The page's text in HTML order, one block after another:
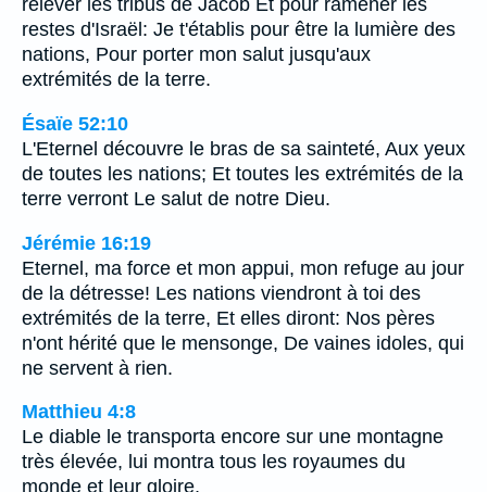
relever les tribus de Jacob Et pour ramener les
restes d'Israël: Je t'établis pour être la lumière des
nations, Pour porter mon salut jusqu'aux
extrémités de la terre.
Ésaïe 52:10
L'Eternel découvre le bras de sa sainteté, Aux yeux
de toutes les nations; Et toutes les extrémités de la
terre verront Le salut de notre Dieu.
Jérémie 16:19
Eternel, ma force et mon appui, mon refuge au jour
de la détresse! Les nations viendront à toi des
extrémités de la terre, Et elles diront: Nos pères
n'ont hérité que le mensonge, De vaines idoles, qui
ne servent à rien.
Matthieu 4:8
Le diable le transporta encore sur une montagne
très élevée, lui montra tous les royaumes du
monde et leur gloire,